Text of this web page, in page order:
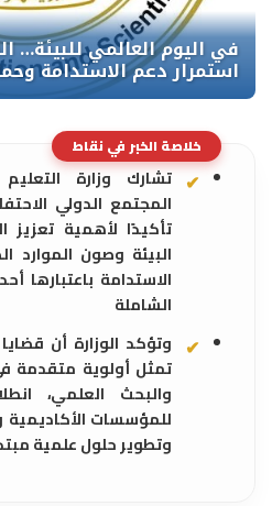
خلاصة الخبر في نقاط
تشارك وزارة
المجتمع الدولي
تأكيدًا لأهمية تعزيز
البيئة وصون الموارد
الاستدامة باعتبارها
الشاملة
وتؤكد الوزارة أن
تمثل أولوية متقدمة
والبحث العلمي،
للمؤسسات الأكاديمية
وتطوير حلول علمية